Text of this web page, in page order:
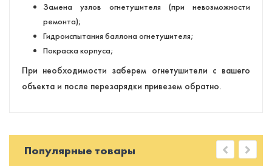
Замена узлов огнетушителя (при невозможности
ремонта);
Гидроиспытания баллона огнетушителя;
Покраска корпуса;
При необходимости заберем огнетушители с вашего
объекта и после перезарядки привезем обратно.
Популярные товары